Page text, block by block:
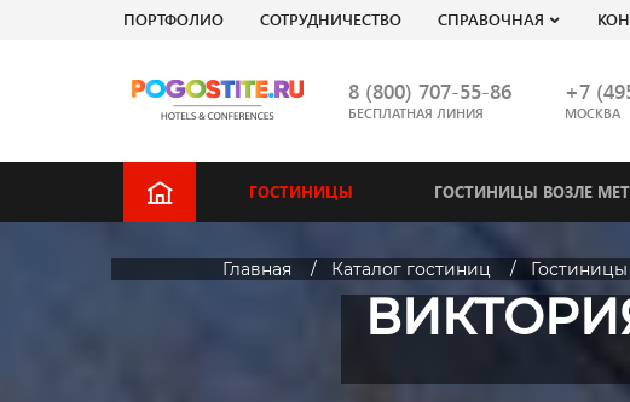
ПОРТФОЛИО СОТРУДНИЧЕСТВО СПРАВОЧНАЯ
8 (800) 707-55-86
БЕСПЛАТНАЯ ЛИНИЯ
+7
МОСКВА
ГОСТИНИЦЫ ГОСТИНИЦЫ ВОЗЛЕ
Главная Каталог гостиниц